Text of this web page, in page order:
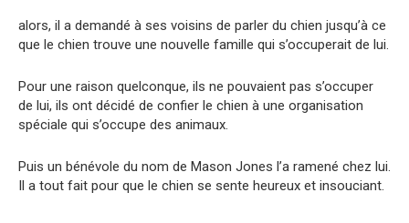
alors, il a demandé à ses voisins de parler du chien jusqu’à ce
que le chien trouve une nouvelle famille qui s’occuperait de lui.
Pour une raison quelconque, ils ne pouvaient pas s’occuper
de lui, ils ont décidé de confier le chien à une organisation
spéciale qui s’occupe des animaux.
Puis un bénévole du nom de Mason Jones l’a ramené chez lui.
Il a tout fait pour que le chien se sente heureux et insouciant.